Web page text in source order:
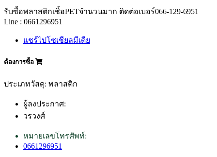
รับซื้อพลาสติกเชิ้อPETจำนวนมาก ติดต่อเบอร์066-129-6951
Line : 0661296951
แชร์ไปโซเชียลมีเดีย
ต้องการซื้อ
ประเภทวัสดุ: พลาสติก
ผู้ลงประกาศ:
วรวงศ์
หมายเลขโทรศัพท์:
0661296951